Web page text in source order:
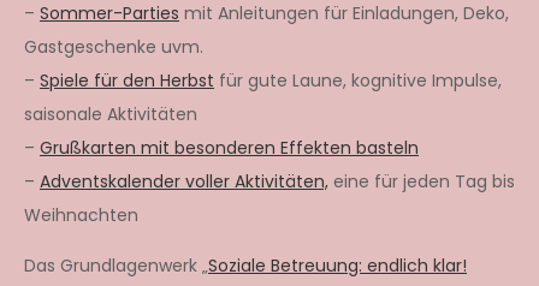
– Sommer-Parties mit Anleitungen für Einladungen, Deko,
Gastgeschenke uvm.
– Spiele für den Herbst für gute Laune, kognitive Impulse,
saisonale Aktivitäten
– Grußkarten mit besonderen Effekten basteln
– Adventskalender voller Aktivitäten, eine für jeden Tag bis
Weihnachten
Das Grundlagenwerk „Soziale Betreuung: endlich klar!